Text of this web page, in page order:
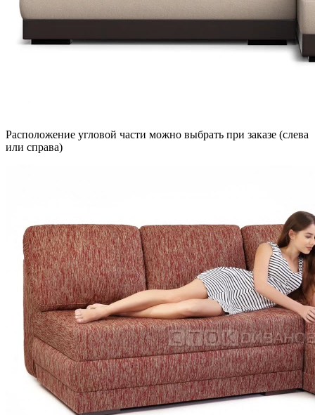
Расположение угловой части можно выбрать при заказе (слева
или справа)